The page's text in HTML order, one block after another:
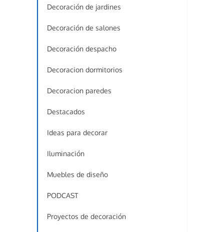
Decoración de jardines
Decoración de salones
Decoración despacho
Decoracion dormitorios
Decoracion paredes
Destacados
Ideas para decorar
Iluminación
Muebles de diseño
PODCAST
Proyectos de decoración